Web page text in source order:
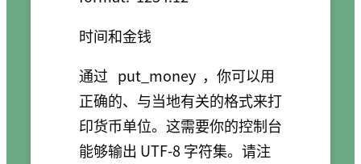
时间和金钱
通过 put_money ，你可以用
正确的、与当地有关的格式来打
印货币单位。这需要你的控制台
能够输出 UTF-8 字符集。请注